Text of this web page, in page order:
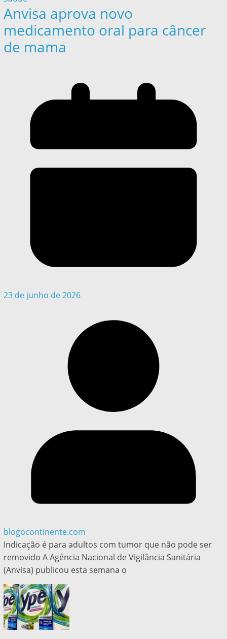
Anvisa aprova novo
medicamento oral para câncer
de mama
23 de junho de 2026
blogocontinente.com
Indicação é para adultos com tumor que não pode ser
removido A Agência Nacional de Vigilância Sanitária
(Anvisa) publicou esta semana o